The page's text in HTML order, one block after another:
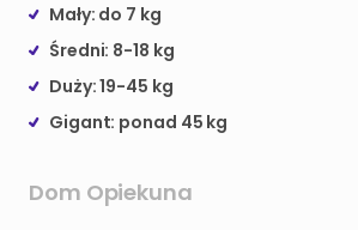
Mały: do 7 kg
Średni: 8-18 kg
Duży: 19-45 kg
Gigant: ponad 45 kg
Dom Opiekuna